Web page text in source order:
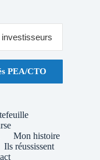
PEA/CTO
Mon histoire
Ils réussissent